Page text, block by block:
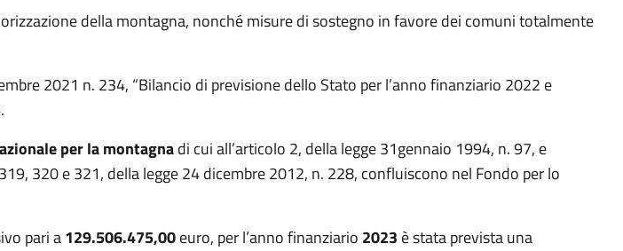
della montagna, nonché misure di sostegno in favore dei comuni totalmente
2021 n. 234, “Bilancio di previsione dello Stato per l’anno finanziario 2022 e
per la montagnadi cui all’articolo 2, della legge 31gennaio 1994, n. 97, e
320 e 321, della legge 24 dicembre 2012, n. 228, confluiscono nel Fondo per lo
pari a129.506.475,00euro, per l’anno finanziario 2023 è stata prevista una